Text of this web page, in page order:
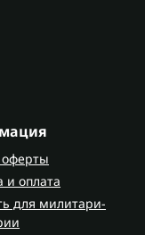
и оплата
для милитари-